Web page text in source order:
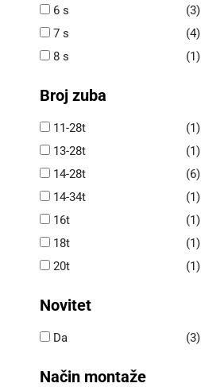
(3)
6 s
(4)
7 s
(1)
8 s
Broj zuba
(1)
11-28t
(1)
13-28t
(6)
14-28t
(1)
14-34t
(1)
16t
(1)
18t
(1)
20t
Novitet
(3)
Da
Način montaže